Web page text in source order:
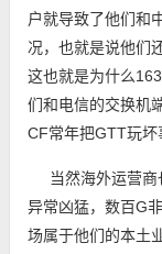
户就导致了他们和
况，也就是说他们
这也就是为什么
们和电信的交换机
CF常年把GTT玩坏
当然海外运营
异常凶猛，数百G
场属于他们的本土